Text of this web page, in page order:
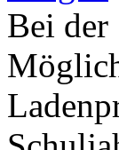
Bei der